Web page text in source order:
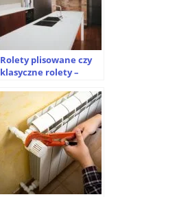
Rolety plisowane czy
klasyczne rolety –